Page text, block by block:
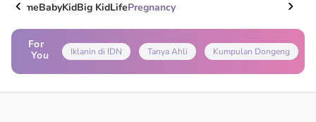
HomeBabyKidBig KidLifePregnancy
For
You
Iklanin di IDN Tanya Ahli Kumpulan Dongeng